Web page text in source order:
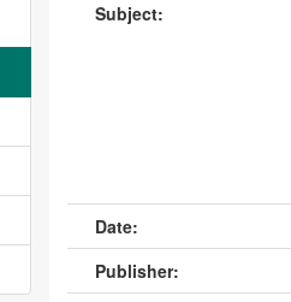
Subject:
Date:
Publisher: